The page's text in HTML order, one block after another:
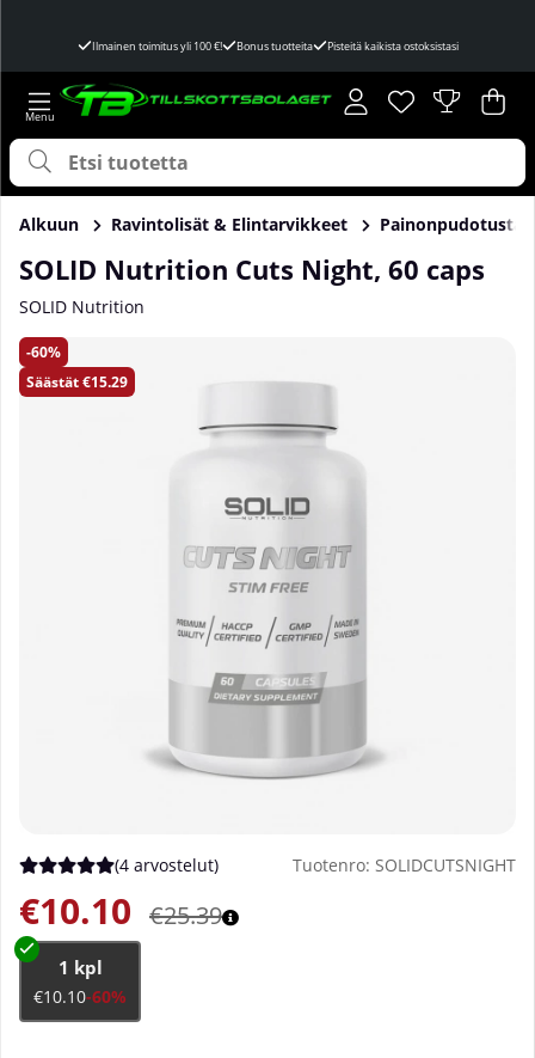
Ilmainen toimitus yli 100 €! Bonus tuotteita Pisteitä kaikista ostoksistasi
Toivelista
Lukumäärä
. .
Alkuun Ravintolisät & Elintarvikkeet Painonpudotusta
SOLID Nutrition Cuts Night, 60 caps
SOLID Nutrition
60
Säästät€15.29
Tuotekuvat SOLID Nutrition Cuts Night, 60 caps
Keskiarvoluokitus 5 / 5 Arvioiden määrä 4
(4 arvostelut) Tuotenro: SOLIDCUTSNIGHT
€25.39
€10.10
1 kpl
€10.10-60%